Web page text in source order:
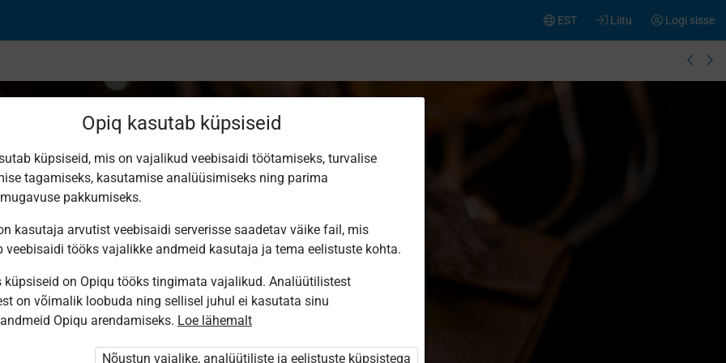
Logi sisse
Liitu
EST
ole Opiqusse sisse logitud.
paketi
Opiq kasutab küpsiseid
küpsiseid, mis on vajalikud veebisaidi töötamiseks, turvalise
tagamiseks, kasutamise analüüsimiseks ning parima
pakkumiseks.
kasutaja arvutist veebisaidi serverisse saadetav väike fail, mis
veebisaidi tööks vajalikke andmeid kasutaja ja tema eelistuste kohta.
küpsiseid on Opiqu tööks tingimata vajalikud. Analüütilistest
on võimalik loobuda ning sellisel juhul ei kasutata sinu
Opiqu arendamiseks. Loe lähemalt
Nõustun vajalike, analüütiliste ja eelistuste küpsistega